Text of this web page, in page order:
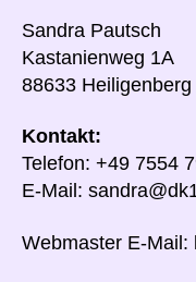
Sandra Pautsch
Kastanienweg 1A
88633 Heiligenberg
Kontakt:
Telefon: +49 7554
E-Mail:
Webmaster E-Mail: